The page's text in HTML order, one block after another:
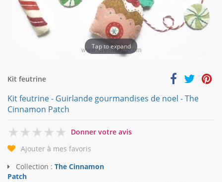
Tap to expand
Kit feutrine
Kit feutrine - Guirlande gourmandises de noel - The
Cinnamon Patch
0
Donner votre avis
Ajouter à mes favoris
Collection : The Cinnamon
Patch